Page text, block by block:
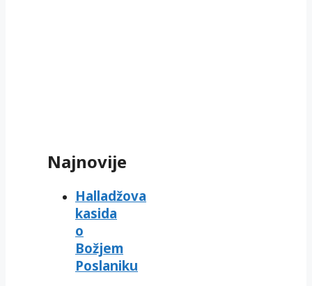
Najnovije
Halladžova
kasida
o
Božjem
Poslaniku